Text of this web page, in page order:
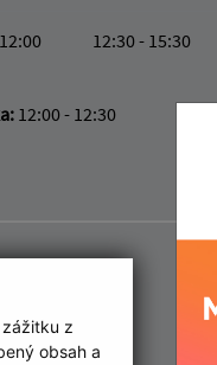
z
obsah a
12:30 - 15:30
12:00 - 12:30